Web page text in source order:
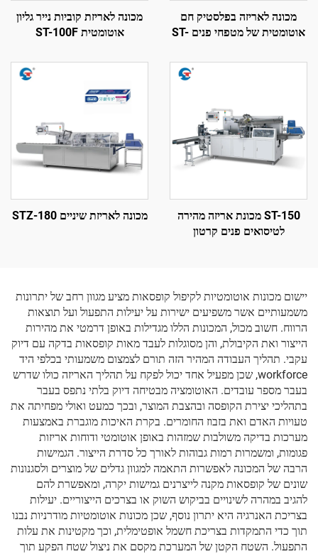
מכונה לאריזה בפלסטיק חם
אוטומטית של מטפחי פנים ST-
מכונה לאריזת קוביות נייר גליון
אוטומטית ST-100F
ST-150 מכונת אריזה מהירה
לטיסואים פנים קרטון
מכונה לאריזת שיניים STZ-180
יישום מכונות אוטומטיות לקיפול קופסאות מציע מגוון רחב של יתרונות
משמעותיים אשר משפיעים ישירות על יעילות התפעול ועל תוצאות
הרווח. חשוב מכול, המכונות הללו מגדילות באופן דרמטי את מהירות
הייצור ואת הקיבולת, והן מסוגלות לעבד מאות קופסאות בדקה עם דיוק
עקבי. תהליך העבודה המהיר הזה תורם לצמצום משמעותי בכלפי היד
workforce, שכן מפעיל אחד יכול לפקח על תהליך האריזה כולו שדרש
בעבר מספר עובדים. האוטומציה מבטיחה דיוק בלתי נתפס בעבר
בתהליכי יצירת הקופסה ובהצבת המוצר, ובכך כמעט ואולי מפחיתה את
טעויות האדם ואת בזבוז החומרים. בקרת האיכות מוגברת באמצעות
מערכות בדיקה משולבות שמזהות באופן אוטומטי ודוחות אריזות
פגומות, ומשמרות רמות גבוהות לאורך כל סדרת הייצור. הגמישות
הרבה של המכונה לאפשרות התאמה למגוון גדלים של מוצרים ולסגנונות
שונים של קופסאות מקנה לייצרנים גמישות יקרה, ומאפשרת להם
להגיב במהרה לשינויים בביקוש השוק או בצרכים הייצוריים. יעילות
בצריכת האנרגיה היא יתרון נוסף, שכן מכונות אוטומטיות מודרניות נבנו
תוך כדי התמקדות בצריכת חשמל אופטימלית, וכך מקטינות את עלות
התפעול. השטח הקטן של המערכת מקסם את ניצול שטח הפקע תוך